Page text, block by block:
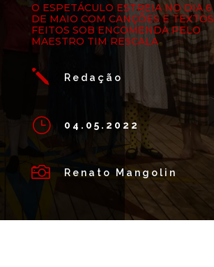
O ESPETÁCULO ESTREIA NO DIA 6
DE MAIO COM CANÇÕES E TEXTOS
FEITOS SOB ENCOMENDA PELO
MAESTRO TIM RESCALA
j Redação
} 04.05.2022
 Renato Mangolin